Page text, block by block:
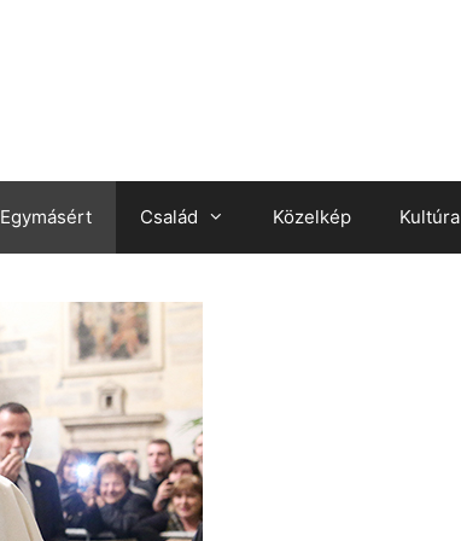
Egymásért Család Közelkép Kultúra